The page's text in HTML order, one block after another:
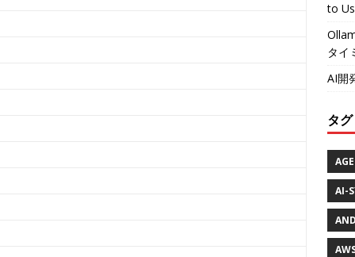
to
タイ
AI開
タグ
AI-